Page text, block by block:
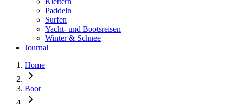
Paddeln
Surfen
Yacht- und Bootsreisen
Winter & Schnee
Journal
Home
Boot